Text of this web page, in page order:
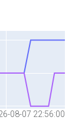
08-07 22:56:00